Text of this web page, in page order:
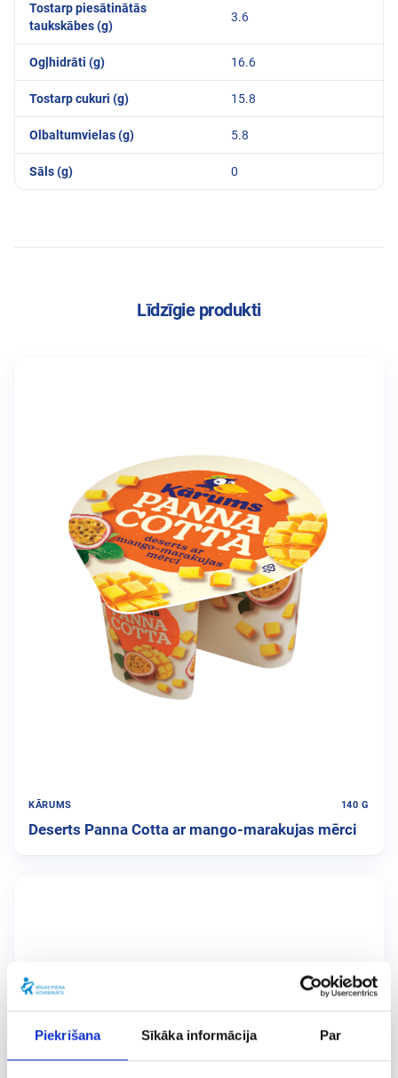
Piekrišana Sīkāka informācija Par
Tostarp piesātinātās
taukskābes (g)
3.6
Ogļhidrāti (g) 16.6
Tostarp cukuri (g) 15.8
Olbaltumvielas (g) 5.8
Sāls (g) 0
Līdzīgie produkti
KĀRUMS 140 G
Deserts Panna Cotta ar mango-marakujas mērci